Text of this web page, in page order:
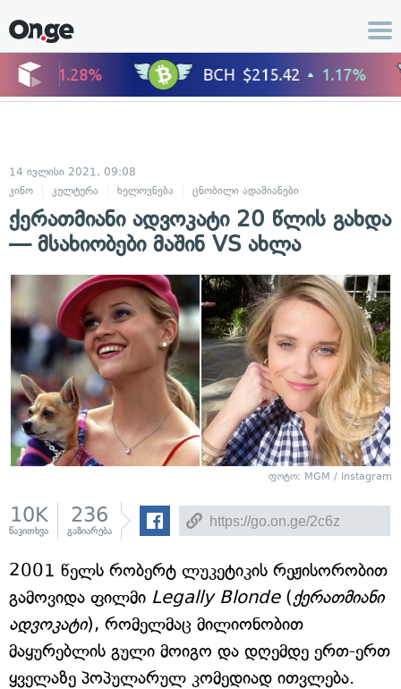
14 ივლისი 2021, 09:08
კინო
კულტურა ხელოვნება ცნობილი ადამიანები
ქერათმიანი ადვოკატი 20 წლის გახდა
— მსახიობები მაშინ VS ახლა
ფოტო: MGM / Instagram
10K
წაკითხვა
236
გაზიარება
2001 წელს რობერტ ლუკეტიკის რეჟისორობით
გამოვიდა ფილმი Legally Blonde(ქერათმიანი
ადვოკატი), რომელმაც მილიონობით
მაყურებლის გული მოიგო და დღემდე ერთ-ერთ
ყველაზე პოპულარულ კომედიად ითვლება.